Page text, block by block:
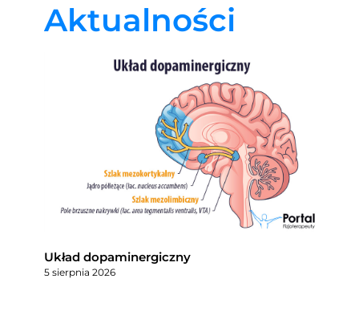
Aktualności
Układ dopaminergiczny
5 sierpnia 2026